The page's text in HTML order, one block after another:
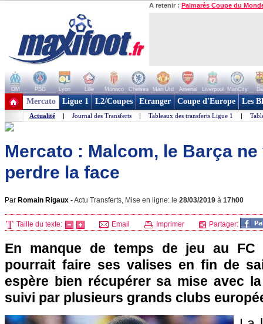
A retenir : Palmarès Coupe du
OM PSG Lyon Lille Monaco Chelsea Man Utd Arsenal Liverpool ManCity
+ de clubs
Mercato Ligue 1 L2/Coupes Etranger Coupe d'Europe Les
Actualité | Journal des Transferts | Tableaux des transferts Ligue 1 |
Mercato : Malcom, le Barça
perdre la face
Par Romain Rigaux -Actu Transferts, Mise en ligne: le 28/03/2019 à 17h00
Taille du texte: Email Imprimer Partager:
En manque de temps de jeu au FC
pourrait faire ses valises en fin de
espère bien récupérer sa mise avec
suivi par plusieurs grands clubs